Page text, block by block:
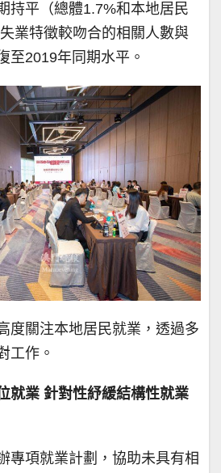
持平（總體1.7%和本地居民
業特徵較吻合的相關人數與
至2019年同期水平。
度關注本地居民就業，透過多
工作。
就業 針對性紓緩結構性就業
專項就業計劃，協助未具有相